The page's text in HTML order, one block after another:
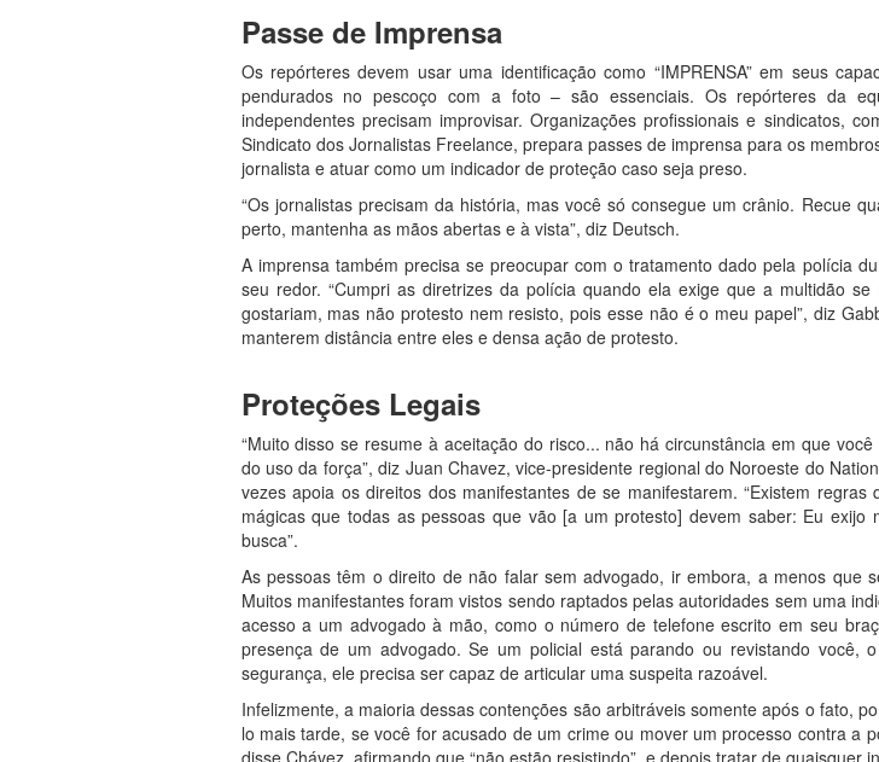
Passe de Imprensa
Os repórteres devem usar uma identificação como “IMPRENSA” em seus
pendurados no pescoço com a foto – são essenciais. Os repórteres da
independentes precisam improvisar. Organizações profissionais e sindicatos,
Sindicato dos Jornalistas Freelance, prepara passes de imprensa para os
jornalista e atuar como um indicador de proteção caso seja preso.
“Os jornalistas precisam da história, mas você só consegue um crânio. Recue
perto, mantenha as mãos abertas e à vista”, diz Deutsch.
A imprensa também precisa se preocupar com o tratamento dado pela polícia
seu redor. “Cumpri as diretrizes da polícia quando ela exige que a multidão
gostariam, mas não protesto nem resisto, pois esse não é o meu papel”, diz
manterem distância entre eles e densa ação de protesto.
Proteções Legais
“Muito disso se resume à aceitação do risco... não há circunstância em que
do uso da força”, diz Juan Chavez, vice-presidente regional do Noroeste do
vezes apoia os direitos dos manifestantes de se manifestarem. “Existem
mágicas que todas as pessoas que vão [a um protesto] devem saber: Eu
busca”.
As pessoas têm o direito de não falar sem advogado, ir embora, a menos que
Muitos manifestantes foram vistos sendo raptados pelas autoridades sem uma
acesso a um advogado à mão, como o número de telefone escrito em seu
presença de um advogado. Se um policial está parando ou revistando
segurança, ele precisa ser capaz de articular uma suspeita razoável.
Infelizmente, a maioria dessas contenções são arbitráveis somente após o fato,
lo mais tarde, se você for acusado de um crime ou mover um processo contra a